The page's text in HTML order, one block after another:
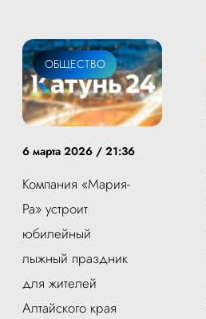
ОБЩЕСТВО
6 марта 2026 / 21:36
Компания «Мария-
Ра» устроит
юбилейный
лыжный праздник
для жителей
Алтайского края